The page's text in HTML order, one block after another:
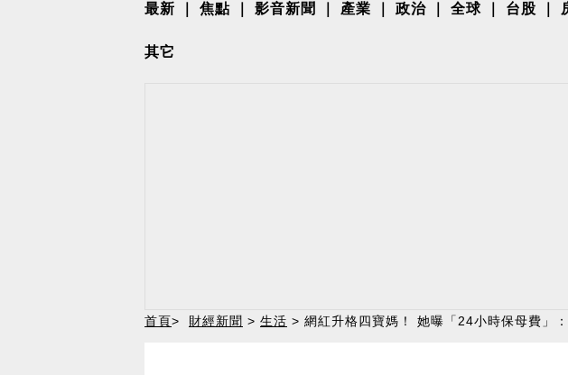
最新 焦點 影音新聞 產業 政治 全球 台股
其它
首頁> 財經新聞 > 生活 > 網紅升格四寶媽！ 她曝「24小時保母費」